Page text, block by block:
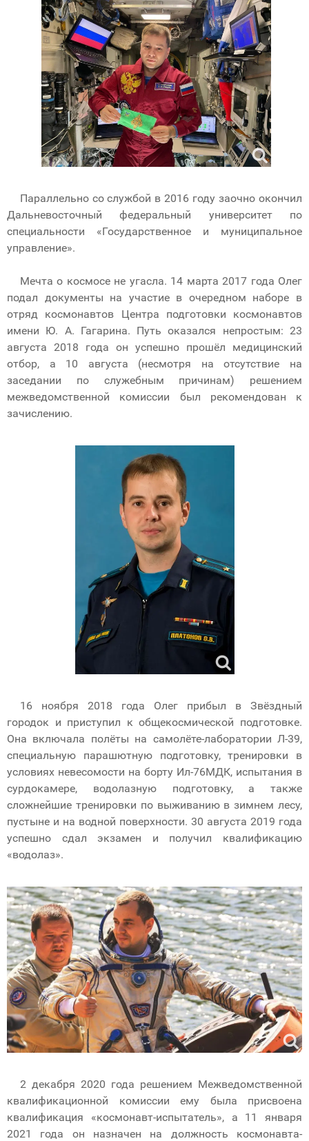
Параллельно со службой в 2016 году заочно окончил
Дальневосточный федеральный университет по
специальности «Государственное и муниципальное
управление».
Мечта о космосе не угасла. 14 марта 2017 года Олег
подал документы на участие в очередном наборе в
отряд космонавтов Центра подготовки космонавтов
имени Ю. А. Гагарина. Путь оказался непростым: 23
августа 2018 года он успешно прошёл медицинский
отбор, а 10 августа (несмотря на отсутствие на
заседании по служебным причинам) решением
межведомственной комиссии был рекомендован к
зачислению.
16 ноября 2018 года Олег прибыл в Звёздный
городок и приступил к общекосмической подготовке.
Она включала полёты на самолёте-лаборатории Л-39,
специальную парашютную подготовку, тренировки в
условиях невесомости на борту Ил-76МДК, испытания в
сурдокамере, водолазную подготовку, а также
сложнейшие тренировки по выживанию в зимнем лесу,
пустыне и на водной поверхности. 30 августа 2019 года
успешно сдал экзамен и получил квалификацию
«водолаз».
2 декабря 2020 года решением Межведомственной
квалификационной комиссии ему была присвоена
квалификация «космонавт-испытатель», а 11 января
2021 года он назначен на должность космонавта-